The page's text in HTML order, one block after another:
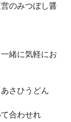
のみつぼし醤
緒に気軽にお
さひうどん
合わせれ